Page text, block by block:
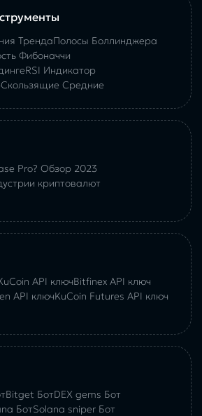
ТрендаПолосы Боллинджера
Фибоначчи
RSI Индикатор
Скользящие Средние
Pro? Обзор 2023
криптовалют
API ключBitfinex API ключ
API ключKuCoin Futures API ключ
Bitget БотDEX gems Бот
БотSolana sniper Бот